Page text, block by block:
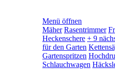
Menü öffnen
Mäher Rasentrimmer
Heckenschere + 9
für den Garten
Gartenspritzen
Schlauchwagen